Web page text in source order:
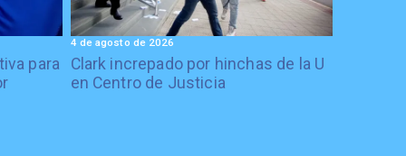
para
Clark increpado por hinchas de la U
en Centro de Justicia
4 de agosto de 2026